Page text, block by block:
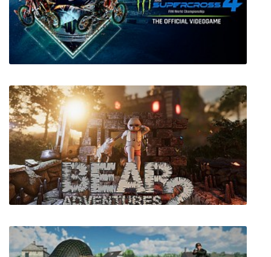
STOWAWAY
Monster Energy Supercross - The Official
Videogame 4